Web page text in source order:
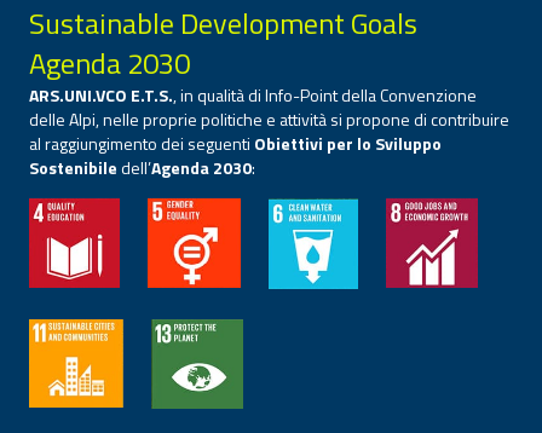
Sustainable Development Goals
Agenda 2030
ARS.UNI.VCO E.T.S., in qualità di Info-Point della Convenzione
delle Alpi, nelle proprie politiche e attività si propone di contribuire
al raggiungimento dei seguenti Obiettivi per lo Sviluppo
Sostenibiledell’Agenda 2030: